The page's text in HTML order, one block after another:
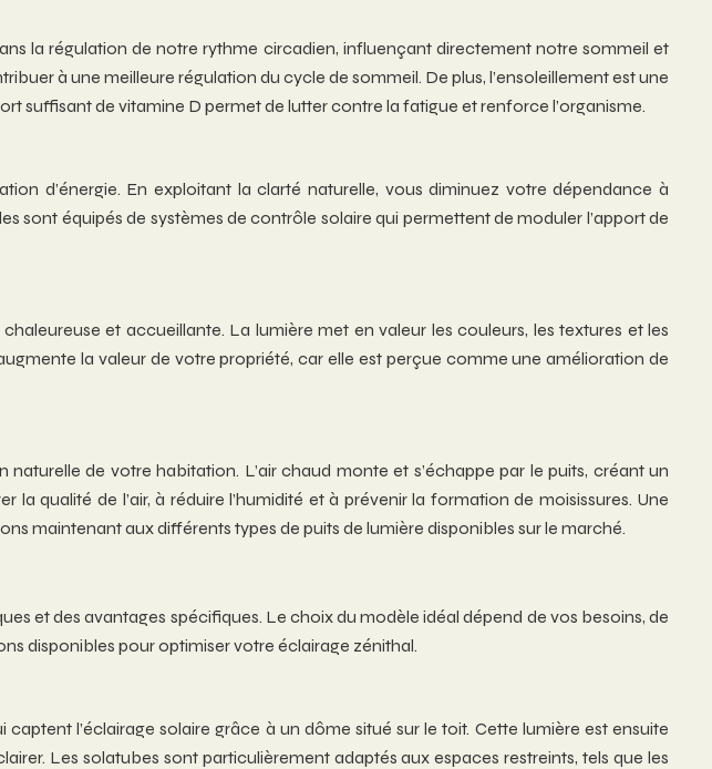
la régulation de notre rythme circadien, influençant directement notre sommeil et
à une meilleure régulation du cycle de sommeil. De plus, l’ensoleillement est une
suffisant de vitamine D permet de lutter contre la fatigue et renforce l’organisme.
d’énergie. En exploitant la clarté naturelle, vous diminuez votre dépendance à
sont équipés de systèmes de contrôle solaire qui permettent de moduler l’apport de
et accueillante. La lumière met en valeur les couleurs, les textures et les
la valeur de votre propriété, car elle est perçue comme une amélioration de
de votre habitation. L’air chaud monte et s’échappe par le puits, créant un
qualité de l’air, à réduire l’humidité et à prévenir la formation de moisissures. Une
maintenant aux différents types de puits de lumière disponibles sur le marché.
et des avantages spécifiques. Le choix du modèle idéal dépend de vos besoins, de
disponibles pour optimiser votre éclairage zénithal.
l’éclairage solaire grâce à un dôme situé sur le toit. Cette lumière est ensuite
Les solatubes sont particulièrement adaptés aux espaces restreints, tels que les